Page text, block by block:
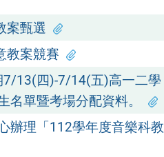
案甄選
教案競賽
13(四)-7/14(五)高一二學
單暨考場分配資料。
辦理「112學年度音樂科教